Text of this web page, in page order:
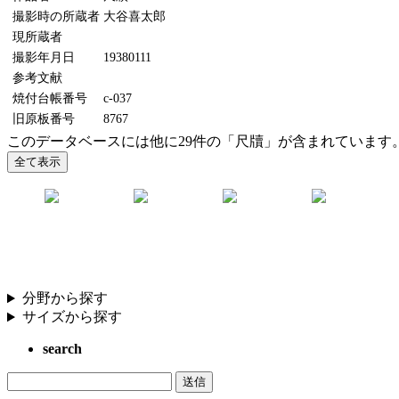
撮影時の所蔵者 大谷喜太郎
現所蔵者
撮影年月日
19380111
参考文献
焼付台帳番号
c-037
旧原板番号
8767
このデータベースには他に29件の「尺牘」が含まれています
分野から探す
サイズから探す
search